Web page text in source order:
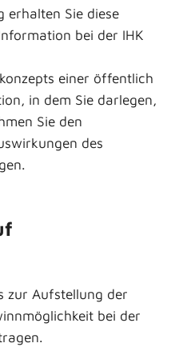
erhalten Sie diese
bei der IHK
einer öffentlich
in dem Sie darlegen,
Sie den
des
zur Aufstellung der
bei der